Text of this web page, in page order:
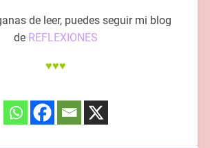
de leer, puedes seguir mi blog
de REFLEXIONES
♥♥♥